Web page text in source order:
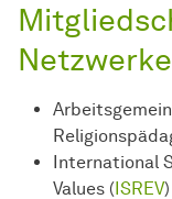
International
Values ( ISREV)